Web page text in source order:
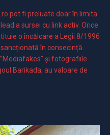
pot fi preluate doar în limita
a sursei cu link activ. Orice
o încălcare a Legii 8/1996
în consecință.
și fotografiile
Barikada, au valoare de